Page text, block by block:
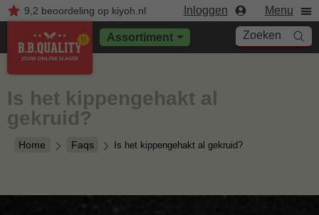
9,2 beoordelingop kiyoh.nl Inloggen Menu
Assortiment Zoeken
Home Faqs Is het kippengehakt al gekruid?
Is het kippengehakt al
gekruid?